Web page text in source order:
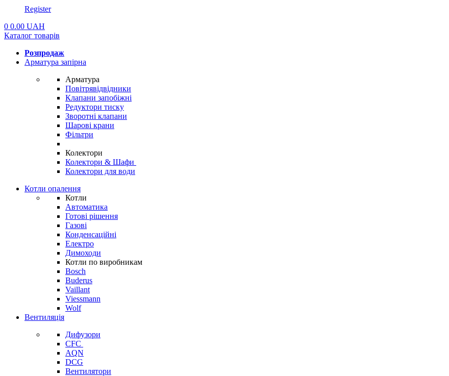
Register
0 0.00 UAH
Каталог товарів
Розпродаж
Арматура запірна
Арматура
Повітрявідвідники
Клапани запобіжні
Редуктори тиску
Зворотні клапани
Шарові крани
Фільтри
Колектори
Колектори & Шафи
Колектори для води
Котли опалення
Котли
Автоматика
Готові рішення
Газові
Конденсаційні
Електро
Димоходи
Котли по виробникам
Bosch
Buderus
Vaillant
Viessmann
Wolf
Вентиляція
Дифузори
CFC
AQN
DCG
Вентилятори